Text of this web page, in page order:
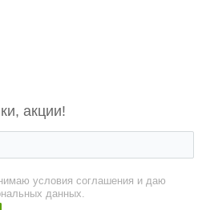
акции!
условия соглашения и даю
данных.